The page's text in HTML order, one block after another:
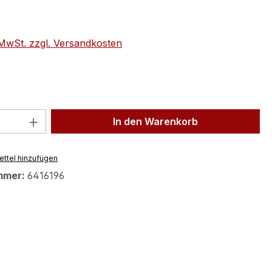
zzgl. Versandkosten
Anzahl: Gib den gewünschten Wert
In den Warenkorb
hinzufügen
6416196